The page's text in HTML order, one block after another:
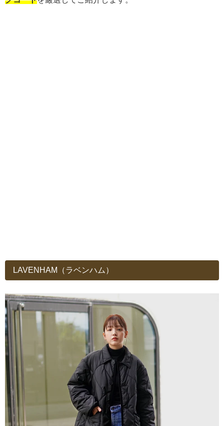
LAVENHAM（ラベンハム）